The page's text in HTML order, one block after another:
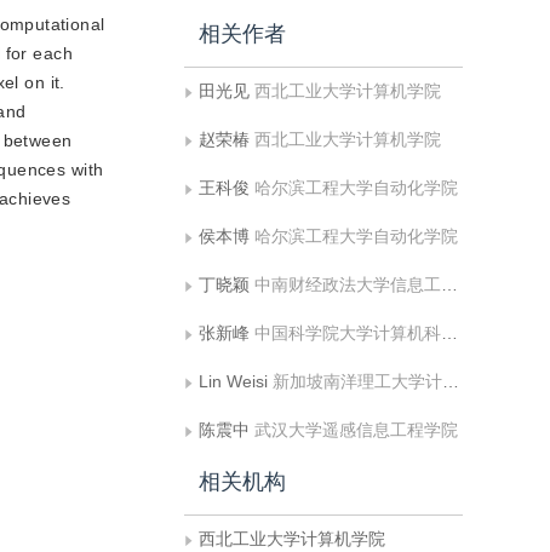
for each
on it.
with
相关作者
田光见 西北工业大学计算机学院
赵荣椿 西北工业大学计算机学院
王科俊 哈尔滨工程大学自动化学院
侯本博 哈尔滨工程大学自动化学院
丁晓颖 中南财经政法大学信息工程学院
张新峰 中国科学院大学计算机科学与技术学院
Lin Weisi 新加坡南洋理工大学计算机科学与工程学院
陈震中 武汉大学遥感信息工程学院
相关机构
西北工业大学计算机学院